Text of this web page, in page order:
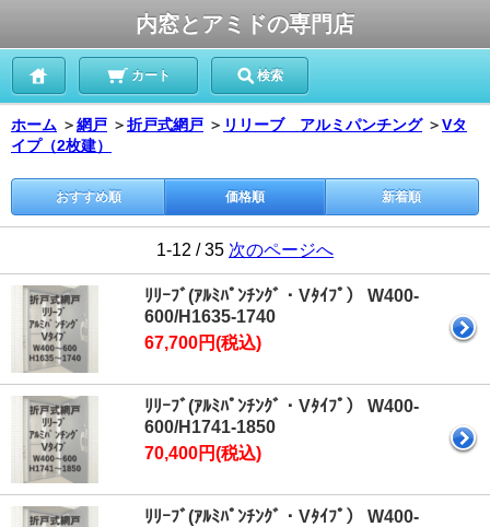
内窓とアミドの専門店
カート 検索
ホーム ＞網戸 ＞折戸式網戸 ＞ リリーブ アルミパンチング ＞Vタ
イプ（2枚建）
おすすめ順 価格順 新着順
1-12 / 35 次のページへ
ﾘﾘｰﾌﾞ(ｱﾙﾐﾊﾟﾝﾁﾝｸﾞ・Vﾀｲﾌﾟ） W400-
600/H1635-1740
67,700円(税込)
ﾘﾘｰﾌﾞ(ｱﾙﾐﾊﾟﾝﾁﾝｸﾞ・Vﾀｲﾌﾟ） W400-
600/H1741-1850
70,400円(税込)
ﾘﾘｰﾌﾞ(ｱﾙﾐﾊﾟﾝﾁﾝｸﾞ・Vﾀｲﾌﾟ） W400-